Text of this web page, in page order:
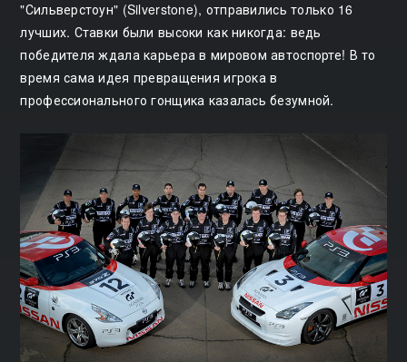
"Сильверстоун" (Silverstone), отправились только 16
лучших. Ставки были высоки как никогда: ведь
победителя ждала карьера в мировом автоспорте! В то
время сама идея превращения игрока в
профессионального гонщика казалась безумной.